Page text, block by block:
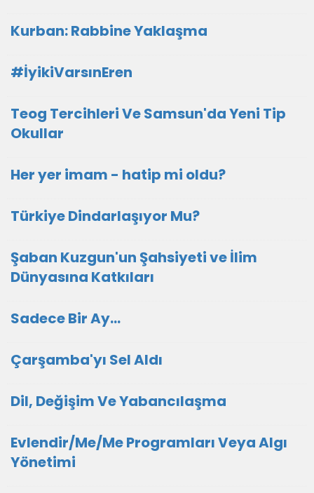
Kurban: Rabbine Yaklaşma
#İyikiVarsınEren
Teog Tercihleri Ve Samsun'da Yeni Tip
Okullar
Her yer imam - hatip mi oldu?
Türkiye Dindarlaşıyor Mu?
Şaban Kuzgun'un Şahsiyeti ve İlim
Dünyasına Katkıları
Sadece Bir Ay…
Çarşamba'yı Sel Aldı
Dil, Değişim Ve Yabancılaşma
Evlendir/Me/Me Programları Veya Algı
Yönetimi